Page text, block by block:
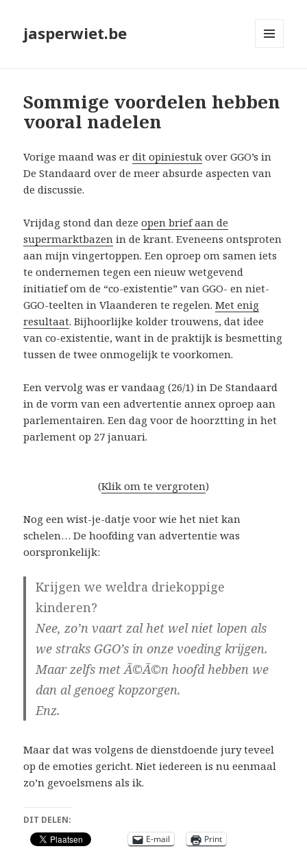
jasperwiet.be
Sommige voordelen hebben
vooral nadelen
Vorige maand was erdit opiniestuk over GGO’s in
De Standaard over de meer absurde aspecten van
de discussie.
Vrijdag stond dan dezeopen brief aan de
supermarktbazen in de krant. Eveneens ontsproten
aan mijn vingertoppen. Een oproep om samen iets
te ondernemen tegen een nieuw wetgevend
initiatief om de “co-existentie” van GGO- en niet-
GGO-teelten in Vlaanderen te regelen.Met enig
resultaat. Bijhoorlijke kolder trouwens, dat idee
van co-existentie, want in de praktijk is besmetting
tussen de twee onmogelijk te voorkomen.
Een vervolg was er vandaag (26/1) in De Standaard
in de vorm van een advertentie annex oproep aan
parlementairen. Een dag voor de hoorztting in het
parlement op 27 januari.
(Klik om te vergroten)
Nog een wist-je-datje voor wie het niet kan
schelen… De hoofding van advertentie was
oorspronkelijk:
Krijgen we weldra driekoppige
kinderen?
Nee, zo’n vaart zal het wel niet lopen als
we straks GGO’s in onze voeding krijgen.
Maar zelfs met Ã©Ã©n hoofd hebben we
dan al genoeg kopzorgen.
Enz.
Maar dat was volgens de dienstdoende jury teveel
op de emoties gericht. Niet iedereen is nu eenmaal
zo’n gevoelsmens als ik.
DIT DELEN:
E-mail
Print